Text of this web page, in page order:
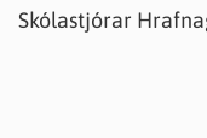
Skólastjórar